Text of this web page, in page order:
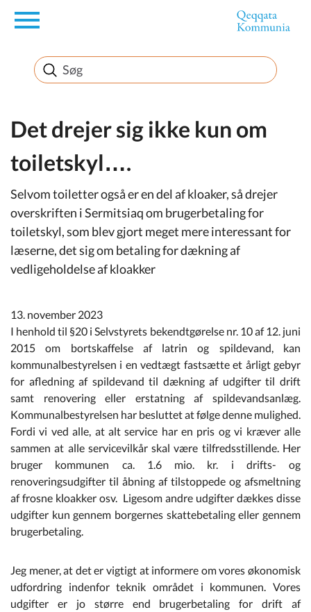
en
Borger
Erhverv
Politik
Turisme
Selvbetjening
Kommuneplan
Om Kommunen
Det drejer sig ikke kun om
toiletskyl….
Selvom toiletter også er en del af kloaker, så drejer
overskriften i Sermitsiaq om brugerbetaling for
toiletskyl, som blev gjort meget mere interessant for
læserne, det sig om betaling for dækning af
vedligeholdelse af kloakker
13. november 2023
I henhold til §20 i Selvstyrets bekendtgørelse nr. 10 af 12. juni
2015 om bortskaffelse af latrin og spildevand, kan
kommunalbestyrelsen i en vedtægt fastsætte et årligt gebyr
for afledning af spildevand til dækning af udgifter til drift
samt renovering eller erstatning af spildevandsanlæg.
Kommunalbestyrelsen har besluttet at følge denne mulighed.
Fordi vi ved alle, at alt service har en pris og vi kræver alle
sammen at alle servicevilkår skal være tilfredsstillende. Her
bruger kommunen ca. 1.6 mio. kr. i drifts- og
renoveringsudgifter til åbning af tilstoppede og afsmeltning
af frosne kloakker osv. Ligesom andre udgifter dækkes disse
udgifter kun gennem borgernes skattebetaling eller gennem
brugerbetaling.
Jeg mener, at det er vigtigt at informere om vores økonomisk
udfordring indenfor teknik området i kommunen. Vores
udgifter er jo større end brugerbetaling for drift af